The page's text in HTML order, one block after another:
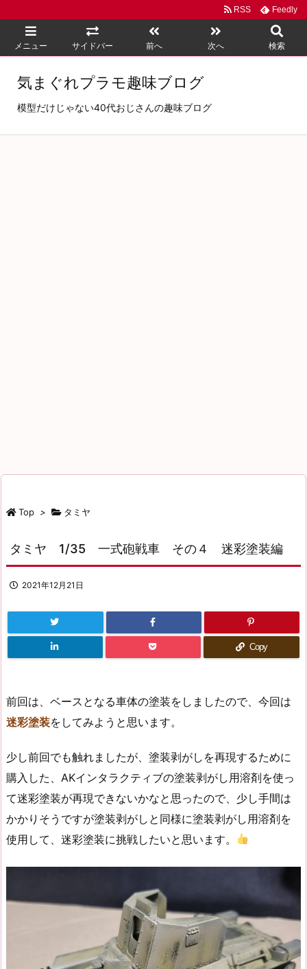
メニュー サイドバー 前へ 次へ 検索
RSS Feedly
気まぐれプラモ趣味ブログ
模型だけじゃない40代おじさんの趣味ブログ
Top > タミヤ
タミヤ 1/35 一式砲戦車 その４ 迷彩塗装編
2021年12月21日
Copy
前回は、ベースとなる車体の塗装をしましたので、今回は
迷彩塗装をしてみようと思います。
少し前回でも触れましたが、塗装剥がしを再現するために
購入した、AKインタラクティブの塗装剥がし用溶剤を使っ
て迷彩塗装が再現できないかなと思ったので、少し手間は
かかりそうですが塗装剥がしと同様に塗装剥がし用溶剤を
使用して、迷彩塗装に挑戦したいと思います。